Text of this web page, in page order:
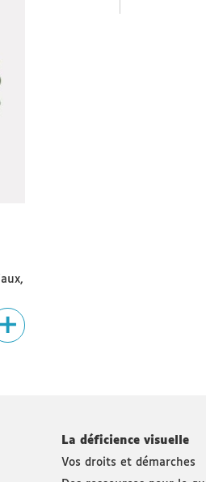
La déficience visuelle
Vos droits et démarches